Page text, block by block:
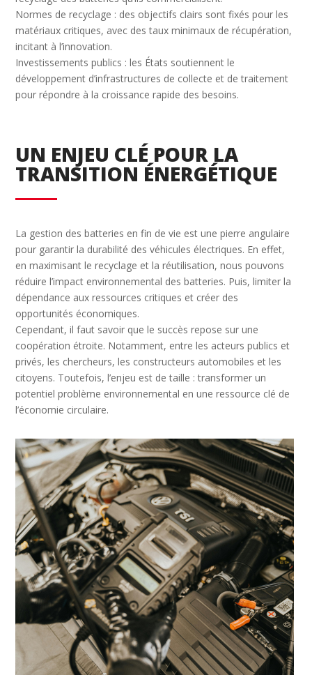
Normes de recyclage : des objectifs clairs sont fixés pour les
matériaux critiques, avec des taux minimaux de récupération,
incitant à l’innovation.
Investissements publics : les États soutiennent le
développement d’infrastructures de collecte et de traitement
pour répondre à la croissance rapide des besoins.
UN ENJEU CLÉ POUR LA
TRANSITION ÉNERGÉTIQUE
La gestion des batteries en fin de vie est une pierre angulaire
pour garantir la durabilité des véhicules électriques. En effet,
en maximisant le recyclage et la réutilisation, nous pouvons
réduire l’impact environnemental des batteries. Puis, limiter la
dépendance aux ressources critiques et créer des
opportunités économiques.
Cependant, il faut savoir que le succès repose sur une
coopération étroite. Notamment, entre les acteurs publics et
privés, les chercheurs, les constructeurs automobiles et les
citoyens. Toutefois, l’enjeu est de taille : transformer un
potentiel problème environnemental en une ressource clé de
l’économie circulaire.